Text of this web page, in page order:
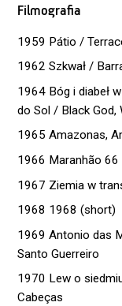
Filmografia
1959 Pátio /
1962 Szkwał /
1964 Bóg i diabeł
do Sol / Black God,
1965 Amazonas,
1966 Maranhão 66
1967 Ziemia w
1968 1968 (short)
1969 Antonio das
Santo Guerreiro
1970 Lew o
Cabeças